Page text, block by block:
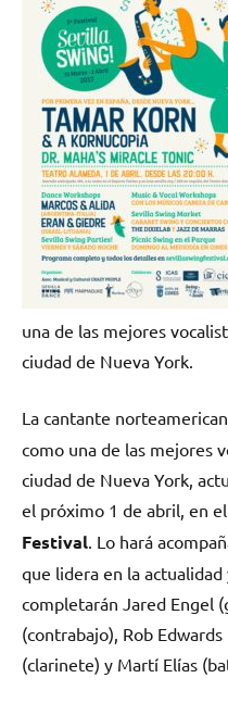
una de las mejores
ciudad de Nueva York.
La cantante
como una de las mejores
ciudad de Nueva York,
el próximo 1 de abril, en
Festival . Lo hará
que lidera en la actualidad
completarán Jared Engel
(contrabajo), Rob
(clarinete) y Martí Elías